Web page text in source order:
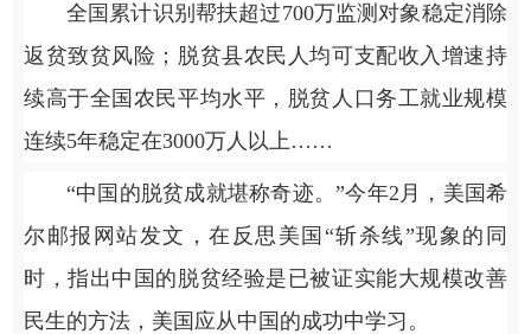
全国累计识别帮扶超过700万监测对象稳定消除
返贫致贫风险；脱贫县农民人均可支配收入增速持
续高于全国农民平均水平，脱贫人口务工就业规模
连续5年稳定在3000万人以上……
“中国的脱贫成就堪称奇迹。”今年2月，美国希
尔邮报网站发文，在反思美国“斩杀线”现象的同
时，指出中国的脱贫经验是已被证实能大规模改善
民生的方法，美国应从中国的成功中学习。